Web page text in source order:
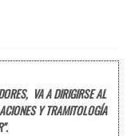
VA A DIRIGIRSE AL
Y TRAMITOLOGÍA